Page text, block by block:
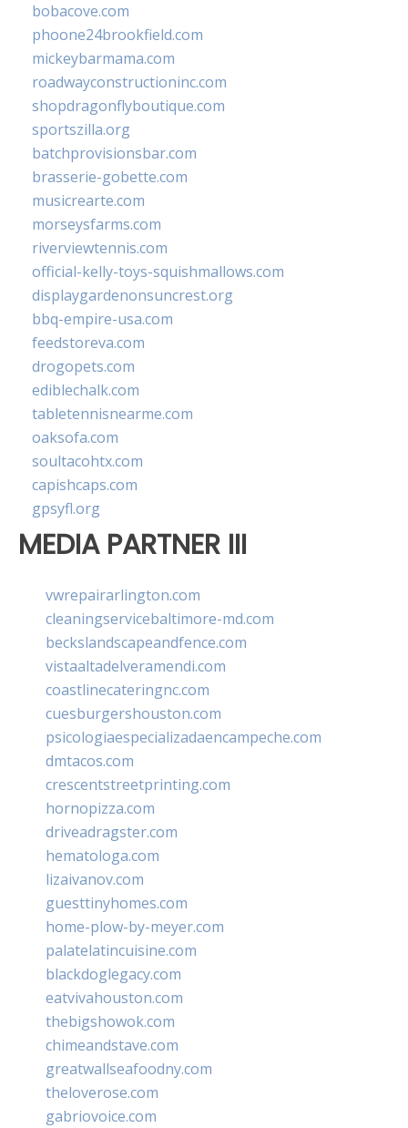
bobacove.com
phoone24brookfield.com
mickeybarmama.com
roadwayconstructioninc.com
shopdragonflyboutique.com
sportszilla.org
batchprovisionsbar.com
brasserie-gobette.com
musicrearte.com
morseysfarms.com
riverviewtennis.com
official-kelly-toys-squishmallows.com
displaygardenonsuncrest.org
bbq-empire-usa.com
feedstoreva.com
drogopets.com
ediblechalk.com
tabletennisnearme.com
oaksofa.com
soultacohtx.com
capishcaps.com
gpsyfl.org
MEDIA PARTNER III
vwrepairarlington.com
cleaningservicebaltimore-md.com
beckslandscapeandfence.com
vistaaltadelveramendi.com
coastlinecateringnc.com
cuesburgershouston.com
psicologiaespecializadaencampeche.com
dmtacos.com
crescentstreetprinting.com
hornopizza.com
driveadragster.com
hematologa.com
lizaivanov.com
guesttinyhomes.com
home-plow-by-meyer.com
palatelatincuisine.com
blackdoglegacy.com
eatvivahouston.com
thebigshowok.com
chimeandstave.com
greatwallseafoodny.com
theloverose.com
gabriovoice.com